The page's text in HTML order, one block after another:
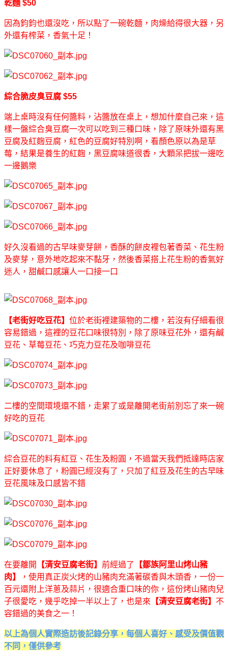
乾麵 $50
因為鈞鈞也還沒吃，所以點了一碗乾麵，肉燥給得很大器，另
外還有榨菜，香氣十足！
綜合脆皮臭豆腐 $55
端上桌時沒有任何醬料，沾醬放在桌上，想加什麼自己來，這
樣一盤綜合臭豆腐一次可以吃到三種口味，除了原味外還有黑
豆腐及紅麴豆腐，紅色的豆腐好特別啊，看顏色原以為是草
莓，結果是養生的紅麴，黑豆腐味道很香，大顆呆把拔一邊吃
一邊鵝樂
好久沒看過的古早味麥芽餅，香酥的餅皮裡包著香菜、花生粉
及麥芽，意外地吃起來不黏牙，然後香菜搭上花生粉的香氣好
迷人，甜鹹口感讓人一口接一口
【老街好吃豆花】 位於老街裡建築物的二樓，若沒有仔細看很
容易錯過，這裡的豆花口味很特別，除了原味豆花外，還有鹹
豆花、草莓豆花、巧克力豆花及咖啡豆花
二樓的空間環境還不錯，走累了或是離開老街前別忘了來一碗
好吃的豆花
綜合豆花的料有紅豆、花生及粉圓，不過當天我們抵達時店家
正好要休息了，粉圓已經沒有了，只加了紅豆及花生的古早味
豆花風味及口感皆不錯
在要離開 【清安豆腐老街】 前經過了
【鄒族阿里山烤山豬
肉】
，使用真正炭火烤的山豬肉充滿著碳香與木頭香，一份一
百元還附上洋蔥及蒜片，很適合重口味的你，這份烤山豬肉兒
子很愛吃，幾乎吃掉一半以上了，也是來 【清安豆腐老街】 不
容錯過的美食之一！
以上為個人實際造訪後記錄分享，每個人喜好、感受及價值觀
不同，僅供參考